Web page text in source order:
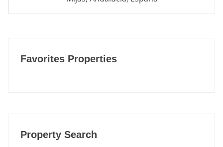
Favorites Properties
Property Search